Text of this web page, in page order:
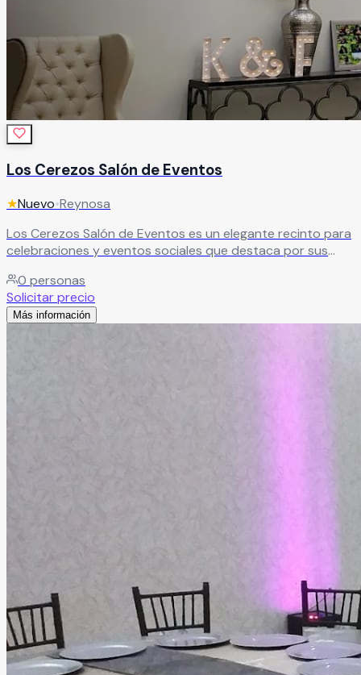
Los Cerezos Salón de Eventos
★Nuevo•Reynosa
Los Cerezos Salón de Eventos es un elegante recinto para
celebraciones y eventos sociales que destaca por sus
calidad. Cuenta con salón principal, pista de baile,
escenario y estacionamiento techado, ofreciendo un
espacio cómodo y funcional para fiestas, reuniones
0 personas
Solicitar precio
Más información